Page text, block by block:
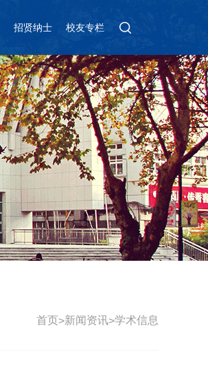
招贤纳士 校友专栏
首页>新闻资讯>学术信息